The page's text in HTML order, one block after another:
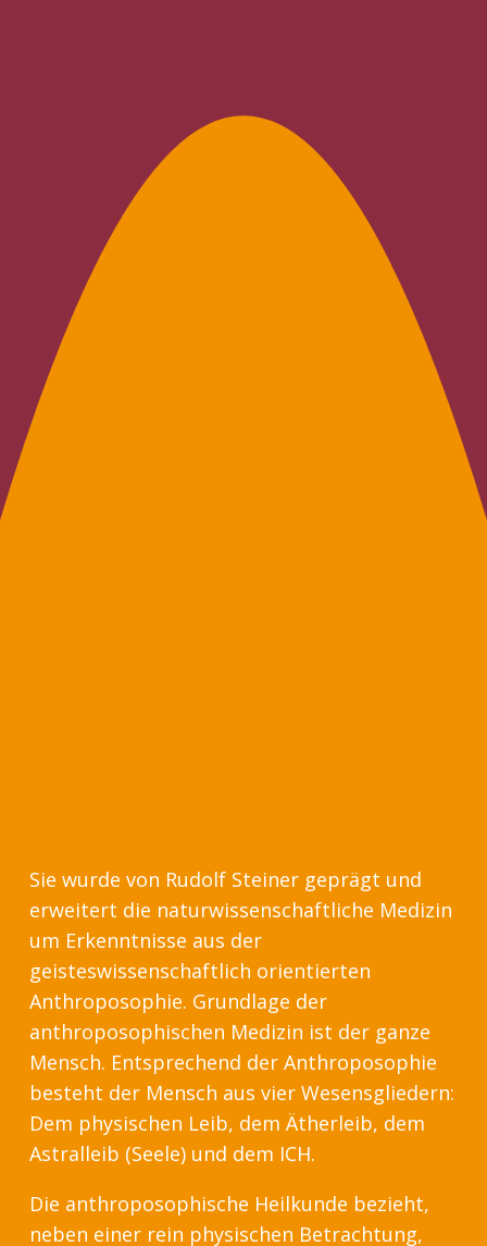
Sie wurde von Rudolf Steiner geprägt und
erweitert die naturwissenschaftliche Medizin
um Erkenntnisse aus der
geisteswissenschaftlich orientierten
Anthroposophie. Grundlage der
anthroposophischen Medizin ist der ganze
Mensch. Entsprechend der Anthroposophie
besteht der Mensch aus vier Wesensgliedern:
Dem physischen Leib, dem Ätherleib, dem
Astralleib (Seele) und dem ICH.
Die anthroposophische Heilkunde bezieht,
neben einer rein physischen Betrachtung,